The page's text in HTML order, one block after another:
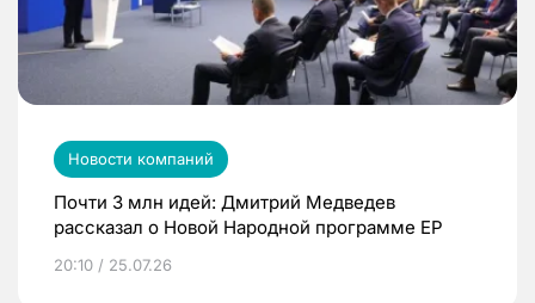
Новости компаний
Почти 3 млн идей: Дмитрий Медведев
рассказал о Новой Народной программе ЕР
20:10 / 25.07.26